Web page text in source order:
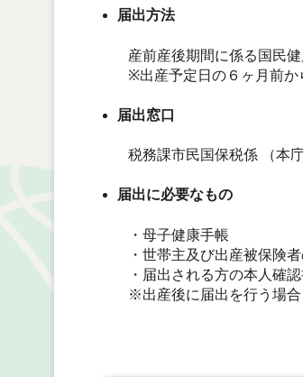
届出方法
産前産後期間に係る国民
※出産予定日の６ヶ月前から
届出窓口
税務課市民国保税係 （本庁
届出に必要なもの
・母子健康手帳
・世帯主及び出産被保険者
・届出される方の本人確認
※出産後に届出を行う場